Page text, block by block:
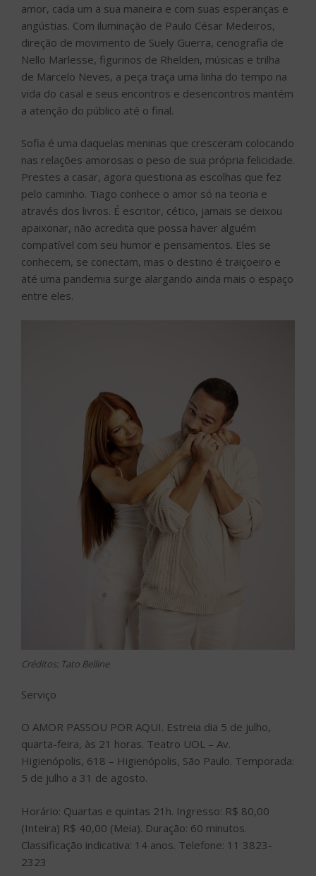
amor, cada um a sua maneira e com suas esperanças e
angústias. Com iluminação de Paulo César Medeiros,
direção de movimento de Suely Guerra, cenografia de
Nello Marlesse, figurinos de Rhelden, músicas e trilha
de Marcelo Neves, a peça traça uma linha do tempo na
vida do casal e seus encontros e desencontros mantém
a atenção do público até o final.
Sofia é uma daquelas meninas que cresceram colocando
nas relações amorosas o peso de sua própria felicidade.
Prestes a casar, agora questiona as escolhas que fez
pelo caminho. Tiago conhece o amor só na teoria e
através dos livros. É escritor, cético, jamais se deixou
apaixonar, não acredita que possa haver alguém
compatível com seu humor e pensamentos. Eles se
conhecem, se conectam, mas o destino é traiçoeiro e
até uma pandemia surge alargando ainda mais o espaço
entre eles.
Créditos: Tato Belline
Serviço
O AMOR PASSOU POR AQUI. Estreia dia 5 de julho,
quarta-feira, às 21 horas. Teatro UOL – Av.
Higienópolis, 618 – Higienópolis, São Paulo. Temporada:
5 de julho a 31 de agosto.
Horário: Quartas e quintas 21h. Ingresso: R$ 80,00
(Inteira) R$ 40,00 (Meia). Duração: 60 minutos.
Classificação indicativa: 14 anos. Telefone: 11 3823-
2323